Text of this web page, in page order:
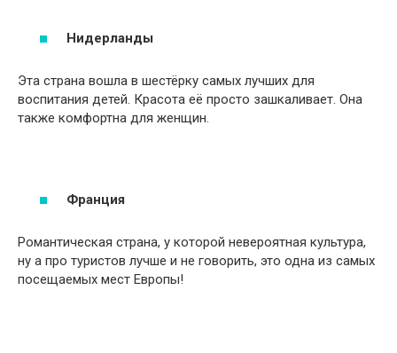
Нидерланды
Эта страна вошла в шестёрку самых лучших для
воспитания детей. Красота её просто зашкаливает. Она
также комфортна для женщин.
Франция
Романтическая страна, у которой невероятная культура,
ну а про туристов лучше и не говорить, это одна из самых
посещаемых мест Европы!